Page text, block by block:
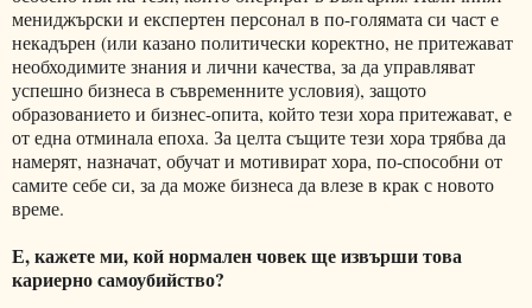
мениджърски и експертен персонал в по-голямата си част е
некадърен (или казано политически коректно, не притежават
необходимите знания и лични качества, за да управляват
успешно бизнеса в съвременните условия), защото
образованието и бизнес-опита, който тези хора притежават, е
от една отминала епоха. За целта същите тези хора трябва да
намерят, назначат, обучат и мотивират хора, по-способни от
самите себе си, за да може бизнеса да влезе в крак с новото
време.
Е, кажете ми, кой нормален човек ще извърши това
кариерно самоубийство?